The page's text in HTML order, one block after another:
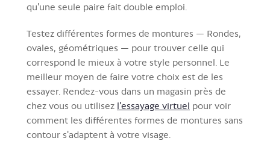
qu'une seule paire fait double emploi.
Testez différentes formes de montures — Rondes,
ovales, géométriques — pour trouver celle qui
correspond le mieux à votre style personnel. Le
meilleur moyen de faire votre choix est de les
essayer. Rendez-vous dans un magasin près de
chez vous ou utilisez l'essayage virtuel pour voir
comment les différentes formes de montures sans
contour s'adaptent à votre visage.